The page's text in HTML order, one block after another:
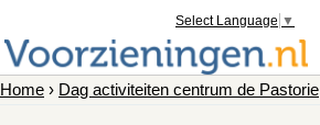
Select Language ▼
Home › Dag activiteiten centrum de Pastorie